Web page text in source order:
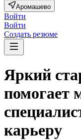
Аромашево
Войти
Войти
Создать резюме
Яркий
помогает
карьеру